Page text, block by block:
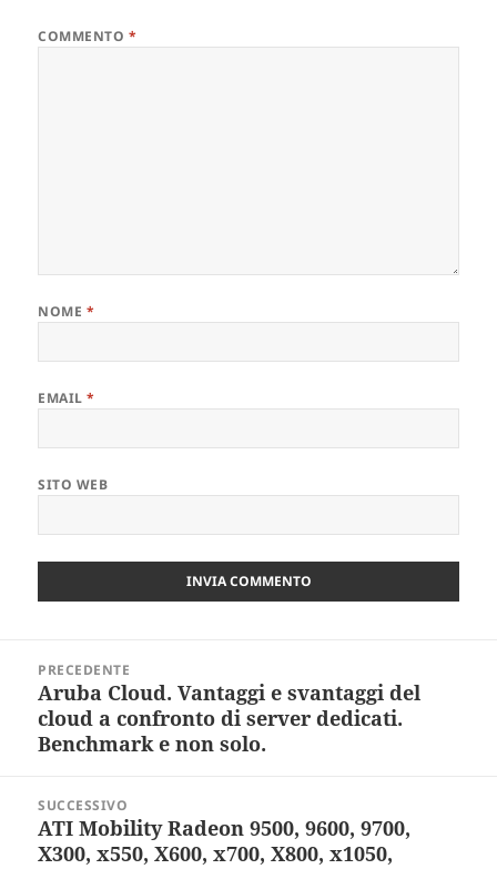
COMMENTO *
NOME *
EMAIL*
SITO WEB
articoli
PRECEDENTE
Articolo
precedente:
Aruba Cloud. Vantaggi e svantaggi del
cloud a confronto di server dedicati.
Benchmark e non solo.
SUCCESSIVO
Articolo
successivo:
ATI Mobility Radeon 9500, 9600, 9700,
X300, x550, X600, x700, X800, x1050,